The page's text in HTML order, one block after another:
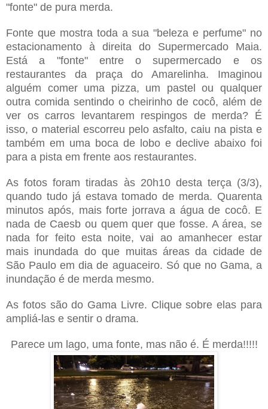
"fonte" de pura merda.
Fonte que mostra toda a sua "beleza e perfume" no
estacionamento à direita do Supermercado Maia.
Está a "fonte" entre o supermercado e os
restaurantes da praça do Amarelinha. Imaginou
alguém comer uma pizza, um pastel ou qualquer
outra comida sentindo o cheirinho de cocô, além de
ver os carros levantarem respingos de merda? É
isso, o material escorreu pelo asfalto, caiu na pista e
também em uma boca de lobo e declive abaixo foi
para a pista em frente aos restaurantes.
As fotos foram tiradas às 20h10 desta terça (3/3),
quando tudo já estava tomado de merda. Quarenta
minutos após, mais forte jorrava a água de cocô. E
nada de Caesb ou quem quer que fosse. A área, se
nada for feito esta noite, vai ao amanhecer estar
mais inundada do que muitas áreas da cidade de
São Paulo em dia de aguaceiro. Só que no Gama, a
inundação é de merda mesmo.
As fotos são do Gama Livre. Clique sobre elas para
ampliá-las e sentir o drama.
Parece um lago, uma fonte, mas não é. É merda!!!!!